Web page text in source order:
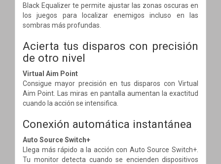
Black Equalizer te permite ajustar las zonas oscuras en
los juegos para localizar enemigos incluso en las
sombras más profundas.
Acierta tus disparos con precisión
de otro nivel
Virtual Aim Point
Consigue mayor precisión en tus disparos con Virtual
Aim Point. Las miras en pantalla aumentan la exactitud
cuando la acción se intensifica.
Conexión automática instantánea
Auto Source Switch+
Llega más rápido a la acción con Auto Source Switch+.
Tu monitor detecta cuando se encienden dispositivos